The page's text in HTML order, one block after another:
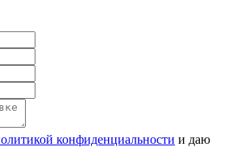
конфиденциальности и даю